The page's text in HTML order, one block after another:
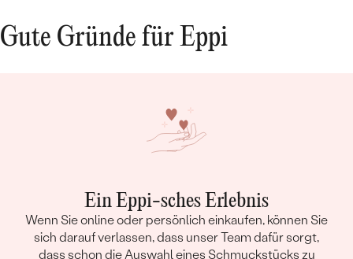
Gute Gründe für Eppi
Ein Eppi-sches Erlebnis
Wenn Sie online oder persönlich einkaufen, können Sie
sich darauf verlassen, dass unser Team dafür sorgt,
dass schon die Auswahl eines Schmuckstücks zu